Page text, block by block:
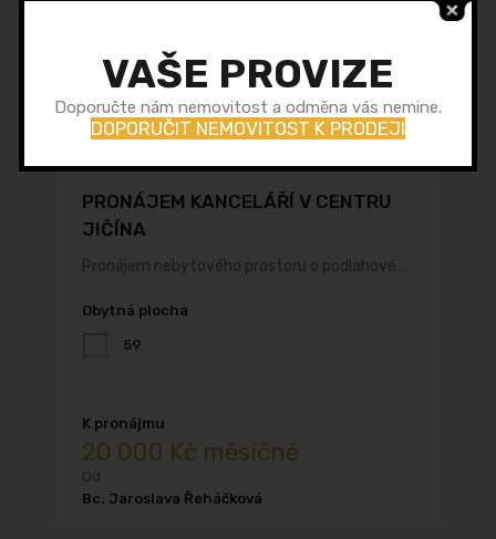
PRONÁJEM KANCELÁŘÍ V CENTRU
JIČÍNA
Pronájem nebytového prostoru o podlahové…
Obytná plocha
59
K pronájmu
20 000 Kč měsíčně
Od
Bc. Jaroslava Řeháčková
VAŠE PROVIZE
Doporučte nám nemovitost a odměna vás nemine.
DOPORUČIT NEMOVITOST K PRODEJI